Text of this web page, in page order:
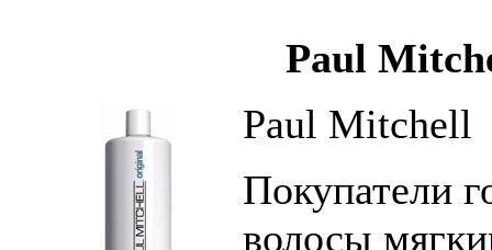
Paul
Paul Mitchell
Покупатели
волосы